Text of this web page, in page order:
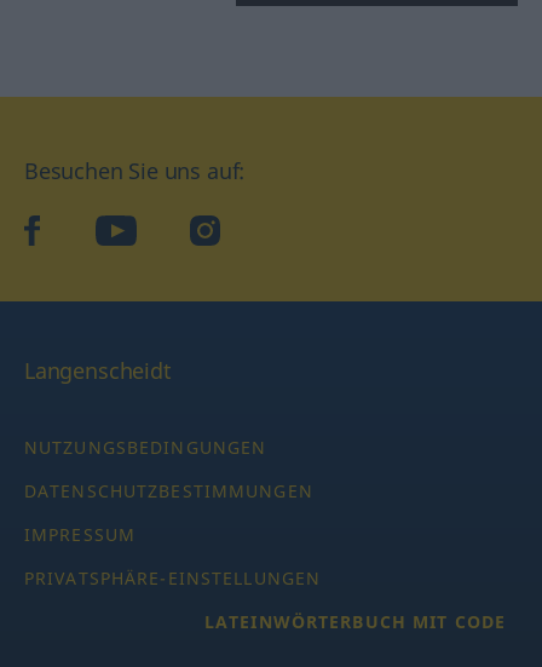
Besuchen Sie uns auf:
facebookYouTube Instagram
Langenscheidt
NUTZUNGSBEDINGUNGEN
DATENSCHUTZBESTIMMUNGEN
IMPRESSUM
PRIVATSPHÄRE-EINSTELLUNGEN
LATEINWÖRTERBUCH MIT CODE